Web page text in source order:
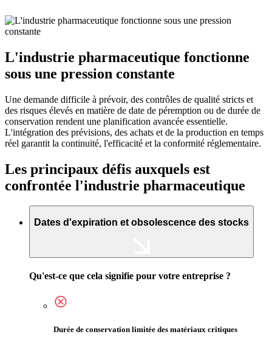
L'industrie pharmaceutique fonctionne
sous une pression constante
Une demande difficile à prévoir, des contrôles de qualité stricts et
des risques élevés en matière de date de péremption ou de durée de
conservation rendent une planification avancée essentielle.
L'intégration des prévisions, des achats et de la production en temps
réel garantit la continuité, l'efficacité et la conformité réglementaire.
Les principaux défis auxquels est
confrontée l'industrie pharmaceutique
Dates d'expiration et obsolescence des stocks
Qu'est-ce que cela signifie pour votre entreprise ?
Durée de conservation limitée des matériaux critiques